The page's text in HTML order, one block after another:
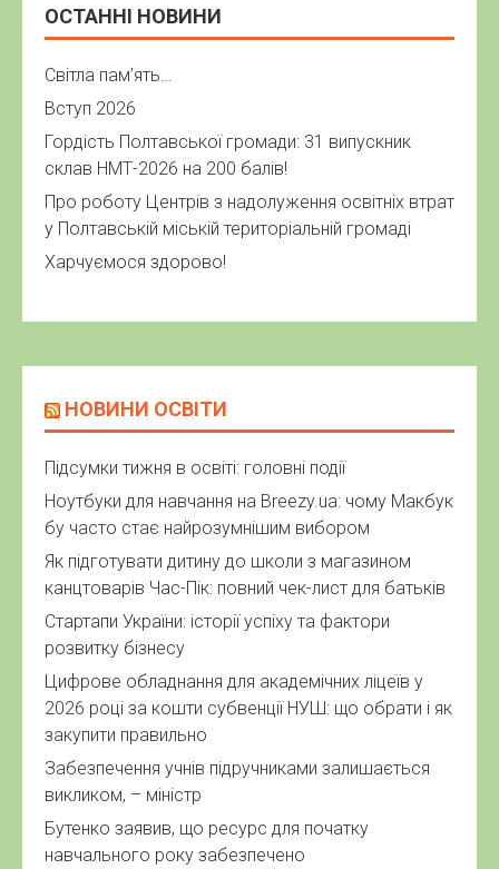
ОСТАННІ НОВИНИ
Світла пам’ять…
Вступ 2026
Гордість Полтавської громади: 31 випускник
склав НМТ-2026 на 200 балів!
Про роботу Центрів з надолуження освітніх втрат
у Полтавській міській територіальній громаді
Харчуємося здорово!
НОВИНИ ОСВІТИ
Підсумки тижня в освіті: головні події
Ноутбуки для навчання на Breezy.ua: чому Макбук
бу часто стає найрозумнішим вибором
Як підготувати дитину до школи з магазином
канцтоварів Час-Пік: повний чек-лист для батьків
Стартапи України: історії успіху та фактори
розвитку бізнесу
Цифрове обладнання для академічних ліцеїв у
2026 році за кошти субвенції НУШ: що обрати і як
закупити правильно
Забезпечення учнів підручниками залишається
викликом, – міністр
Бутенко заявив, що ресурс для початку
навчального року забезпечено